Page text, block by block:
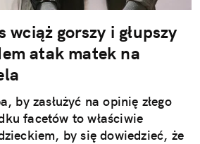
wciąż gorszy i głupszy
atak matek na
by zasłużyć na opinię złego
facetów to właściwie
by się dowiedzieć, że